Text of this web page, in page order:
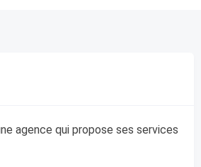
agence qui propose ses services